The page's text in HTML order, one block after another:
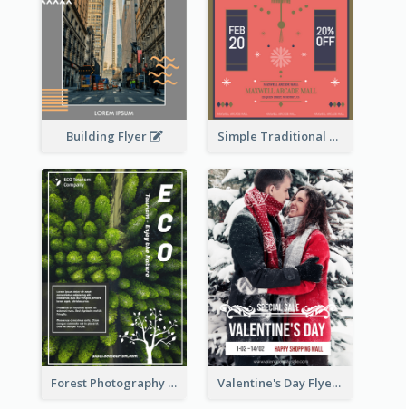
Building Flyer Simple Traditional CNY Sales Flyer Design
Forest Photography Flyer Of ECO Tourism Valentine's Day Flyer With Photo Of Couple